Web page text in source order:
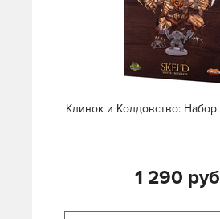
Клинок и Колдовство: Набор
1 290